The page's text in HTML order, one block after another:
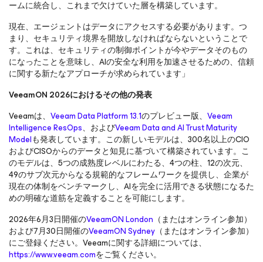
ームに統合し、これまで欠けていた層を構築しています。
現在、エージェントはデータにアクセスする必要があります。つ
まり、セキュリティ境界を開放しなければならないということで
す。これは、セキュリティの制御ポイントが今やデータそのもの
になったことを意味し、AIの安全な利用を加速させるための、信頼
に関する新たなアプローチが求められています」
VeeamON 2026におけるその他の発表
Veeamは、 Veeam Data Platform 13.1のプレビュー版、 Veeam
Intelligence ResOps、およびVeeam Data and AI Trust Maturity
Modelも発表しています。この新しいモデルは、300名以上のCIO
およびCISOからのデータと知見に基づいて構築されています。こ
のモデルは、5つの成熟度レベルにわたる、4つの柱、12の次元、
49のサブ次元からなる規範的なフレームワークを提供し、企業が
現在の体制をベンチマークし、AIを完全に活用できる状態になるた
めの明確な道筋を定義することを可能にします。
2026年6月3日開催のVeeamON London （またはオンライン参加）
および7月30日開催のVeeamON Sydney （またはオンライン参加）
にご登録ください。Veeamに関する詳細については、
https://www.veeam.comをご覧ください。